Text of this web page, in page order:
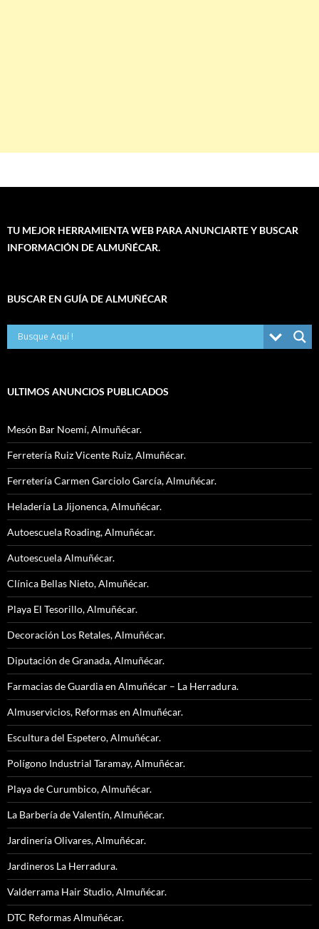
TU MEJOR HERRAMIENTA WEB PARA ANUNCIARTE Y BUSCAR
INFORMACIÓN DE ALMUÑÉCAR.
BUSCAR EN GUÍA DE ALMUÑÉCAR
ULTIMOS ANUNCIOS PUBLICADOS
Mesón Bar Noemí, Almuñécar.
Ferretería Ruiz Vicente Ruiz, Almuñécar.
Ferretería Carmen Garciolo García, Almuñécar.
Heladería La Jijonenca, Almuñécar.
Autoescuela Roading, Almuñécar.
Autoescuela Almuñécar.
Clínica Bellas Nieto, Almuñécar.
Playa El Tesorillo, Almuñécar.
Decoración Los Retales, Almuñécar.
Diputación de Granada, Almuñécar.
Farmacias de Guardia en Almuñécar – La Herradura.
Almuservicios, Reformas en Almuñécar.
Escultura del Espetero, Almuñécar.
Polígono Industrial Taramay, Almuñécar.
Playa de Curumbico, Almuñécar.
La Barbería de Valentín, Almuñécar.
Jardinería Olivares, Almuñécar.
Jardineros La Herradura.
Valderrama Hair Studio, Almuñécar.
DTC Reformas Almuñécar.